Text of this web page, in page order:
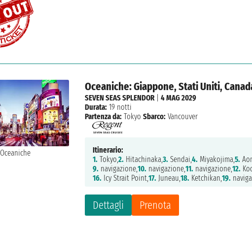
Oceaniche: Giappone, Stati Uniti,
Dettagli Prenota
SEVEN SEAS SPLENDOR|4 MAG 2029
Durata: 19 notti
Partenza da: Tokyo Sbarco: Vancouver
Itinerario:
1. Tokyo,2. Hitachinaka,3. Sendai,4. Miyakojima,5.
9. navigazione,10. navigazione,11. navigazione,12.
16. Icy Strait Point,17. Juneau,18. Ketchikan,19.